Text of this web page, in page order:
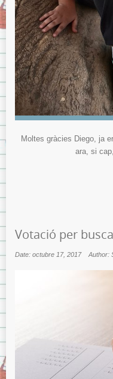
Moltes gràcies Diego, ja
ara, si
Votació per
Date: octubre 17, 2017 Author: